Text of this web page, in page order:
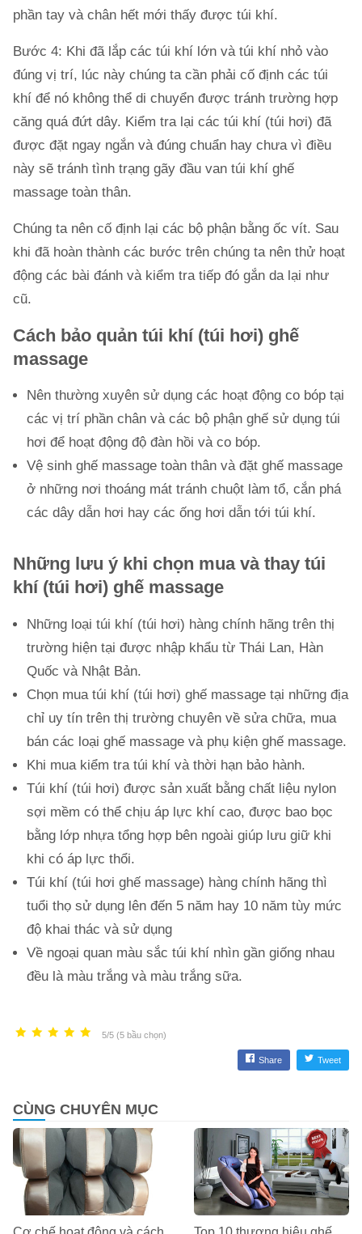
phần tay và chân hết mới thấy được túi khí.
Bước 4: Khi đã lắp các túi khí lớn và túi khí nhỏ vào
đúng vị trí, lúc này chúng ta cần phải cố định các túi
khí để nó không thể di chuyển được tránh trường hợp
căng quá đứt dây. Kiểm tra lại các túi khí (túi hơi) đã
được đặt ngay ngắn và đúng chuẩn hay chưa vì điều
này sẽ tránh tình trạng gãy đầu van túi khí ghế
massage toàn thân.
Chúng ta nên cố định lại các bộ phận bằng ốc vít. Sau
khi đã hoàn thành các bước trên chúng ta nên thử hoạt
động các bài đánh và kiểm tra tiếp đó gắn da lại như
cũ.
Cách bảo quản túi khí (túi hơi) ghế
massage
Nên thường xuyên sử dụng các hoạt động co bóp tại
các vị trí phần chân và các bộ phận ghế sử dụng túi
hơi để hoạt động độ đàn hồi và co bóp.
Vệ sinh ghế massage toàn thân và đặt ghế massage
ở những nơi thoáng mát tránh chuột làm tổ, cắn phá
các dây dẫn hơi hay các ống hơi dẫn tới túi khí.
Những lưu ý khi chọn mua và thay túi
khí (túi hơi) ghế massage
Những loại túi khí (túi hơi) hàng chính hãng trên thị
trường hiện tại được nhập khẩu từ Thái Lan, Hàn
Quốc và Nhật Bản.
Chọn mua túi khí (túi hơi) ghế massage tại những địa
chỉ uy tín trên thị trường chuyên về sửa chữa, mua
bán các loại ghế massage và phụ kiện ghế massage.
Khi mua kiểm tra túi khí và thời hạn bảo hành.
Túi khí (túi hơi) được sản xuất bằng chất liệu nylon
sợi mềm có thể chịu áp lực khí cao, được bao bọc
bằng lớp nhựa tổng hợp bên ngoài giúp lưu giữ khi
khi có áp lực thổi.
Túi khí (túi hơi ghế massage) hàng chính hãng thì
tuổi thọ sử dụng lên đến 5 năm hay 10 năm tùy mức
độ khai thác và sử dụng
Về ngoại quan màu sắc túi khí nhìn gần giống nhau
đều là màu trắng và màu trắng sữa.
5/5 (5 bầu chọn)
Share Tweet
CÙNG CHUYÊN MỤC